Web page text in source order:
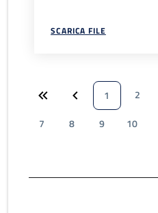
SCARICA FILE
1 2
7
8 9 10